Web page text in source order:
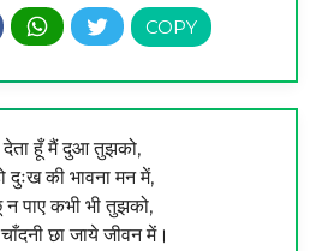
हूँ मैं दुआ तुझको,
दुःख की भावना मन में,
न पाए कभी भी तुझको,
छा जाये जीवन में।